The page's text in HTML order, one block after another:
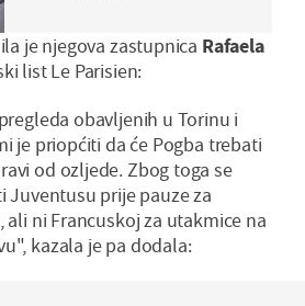
je njegova zastupnica Rafaela
list Le Parisien:
obavljenih u Torinu i
je priopćiti da će Pogba trebati
od ozljede. Zbog toga se
Juventusu prije pauze za
ali ni Francuskoj za utakmice na
kazala je pa dodala: